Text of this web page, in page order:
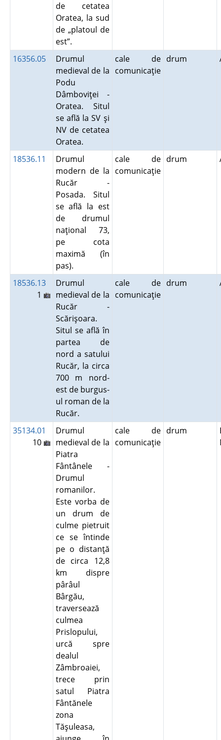
de cetatea
Oratea, la sud
de „platoul de
est”.
16356.05
Drumul
medieval de la
Podu
Dâmboviţei -
Oratea. Situl
se află la SV şi
NV de cetatea
Oratea.
cale de
comunicaţie
drum
18536.11
Drumul
modern de la
Rucăr -
Posada. Situl
se află la est
de drumul
naţional 73,
pe cota
maximă (în
pas).
cale de
comunicaţie
drum
18536.13
1
Drumul
medieval de la
Rucăr -
Scărişoara.
Situl se află în
partea de
nord a satului
Rucăr, la circa
700 m nord-
est de burgus-
ul roman de la
Rucăr.
cale de
comunicaţie
drum
35134.01
10
Drumul
medieval de la
Piatra
Fântânele -
Drumul
romanilor.
Este vorba de
un drum de
culme pietruit
ce se întinde
pe o distanţă
de circa 12,8
km dispre
pârâul
Bârgău,
traversează
culmea
Prislopului,
urcă spre
dealul
Zâmbroaiei,
trece prin
satul Piatra
Fântănele
zona
Tăşuleasa,
cale de
comunicaţie
drum